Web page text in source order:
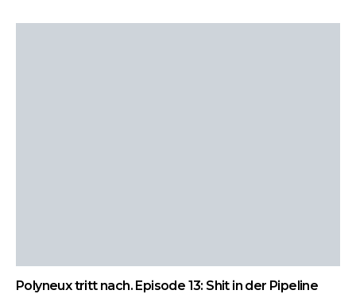
Polyneux tritt nach. Episode 13: Shit in der Pipeline